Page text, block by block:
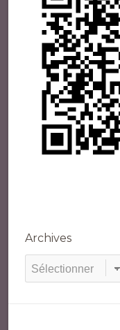
Archives
Archives